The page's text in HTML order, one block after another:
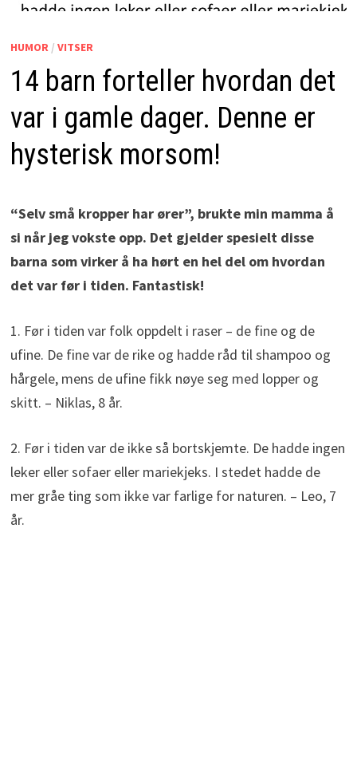
HUMOR/ VITSER
14 barn forteller hvordan det
var i gamle dager. Denne er
hysterisk morsom!
“Selv små kropper har ører”, brukte min mamma å
si når jeg vokste opp. Det gjelder spesielt disse
barna som virker å ha hørt en hel del om hvordan
det var før i tiden. Fantastisk!
1. Før i tiden var folk oppdelt i raser – de fine og de
ufine. De fine var de rike og hadde råd til shampoo og
hårgele, mens de ufine fikk nøye seg med lopper og
skitt. – Niklas, 8 år.
2. Før i tiden var de ikke så bortskjemte. De hadde ingen
leker eller sofaer eller mariekjeks. I stedet hadde de
mer gråe ting som ikke var farlige for naturen. – Leo, 7
år.